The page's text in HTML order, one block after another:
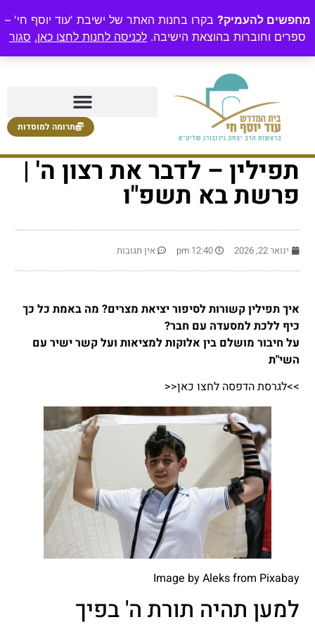
מחפשים להעמיק? בקרו בחנות האתר של ישיבת 'עוד יוסף חי' –
ספרים וחוברות בהוצאת הישיבה. לכניסה לחנות לחצו כאן. סגור
תרומה למוסדות
תפילין – לדבר את רצון ה' |
פרשת בא תשפ"ו
ינואר 22, 2026 12:40 pm אין תגובות
איך תפילין קשורות לסיפור יציאת מצרים? מה באמת כל כך
כיף ללכת למסעדה עם חבר?
על חיבור מושלם בין אלוקות למציאות ועל קשר ישיר עם
השי"ת
>>לגרסת הדפסה לחצו כאן<<
Image byAleksfrom Pixabay
למען תהיה תורת ה' בפיך